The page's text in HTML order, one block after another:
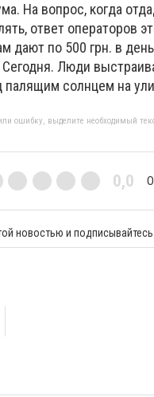
На вопрос, когда
ответ операторов
дают по 500 грн. в
Люди
палящим солнцем на
ошибку, выделите необходимый
0,0
новостью и